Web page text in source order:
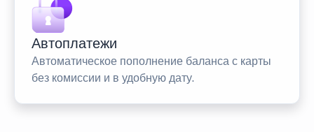
Автоплатежи
Автоматическое пополнение баланса с карты
без комиссии и в удобную дату.